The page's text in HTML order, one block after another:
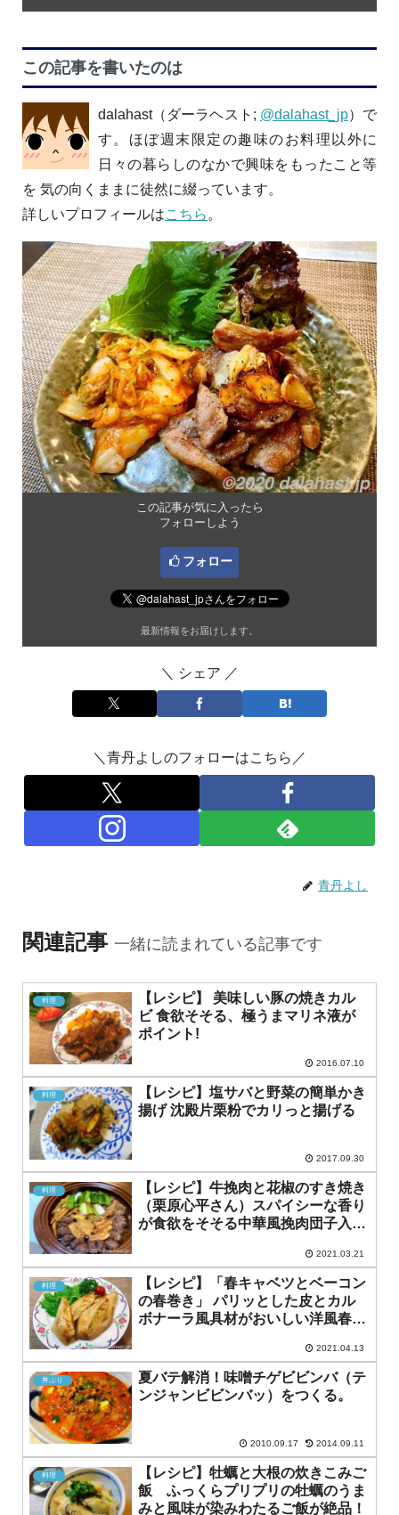
この記事を書いたのは
dalahast（ダーラヘスト; @dalahast_jp）で
す。ほぼ週末限定の趣味のお料理以外に
日々の暮らしのなかで興味をもったこと等
を 気の向くままに徒然に綴っています。
詳しいプロフィールはこちら 。
この記事が気に入ったら
フォローしよう
フォロー
最新情報をお届けします。
＼ シェア ／
＼青丹よしのフォローはこちら／
青丹よし
関連記事 一緒に読まれている記事です
料理
【レシピ】 美味しい豚の焼きカル
ビ 食欲そそる、極うまマリネ液が
ポイント!
2016.07.10
料理
【レシピ】塩サバと野菜の簡単かき
揚げ 沈殿片栗粉でカリっと揚げる
2017.09.30
料理
【レシピ】牛挽肉と花椒のすき焼き
（栗原心平さん）スパイシーな香り
が食欲をそそる中華風挽肉団子入り
2021.03.21
料理
【レシピ】「春キャベツとベーコン
の春巻き」 パリッとした皮とカル
ボナーラ風具材がおいしい洋風春巻
2021.04.13
丼ぶり
夏バテ解消！味噌チゲビビンバ（テ
ンジャンビビンバッ）をつくる。
2010.09.17 2014.09.11
料理
【レシピ】牡蠣と大根の炊きこみご
飯 ふっくらプリプリの牡蠣のうま
みと風味が染みわたるご飯が絶品！